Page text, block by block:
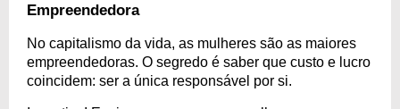
Empreendedora
No capitalismo da vida, as mulheres são as maiores
empreendedoras. O segredo é saber que custo e lucro
coincidem: ser a única responsável por si.